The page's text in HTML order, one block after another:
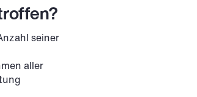
seiner
aller